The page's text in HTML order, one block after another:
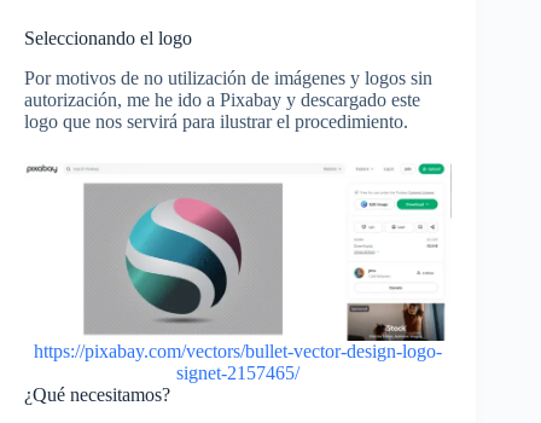
Seleccionando el logo
Por motivos de no utilización de imágenes y logos sin
autorización, me he ido a Pixabay y descargado este
logo que nos servirá para ilustrar el procedimiento.
https://pixabay.com/vectors/bullet-vector-design-logo-
signet-2157465/
¿Qué necesitamos?